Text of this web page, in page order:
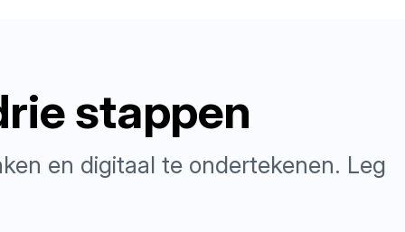
stappen
en digitaal te ondertekenen. Leg